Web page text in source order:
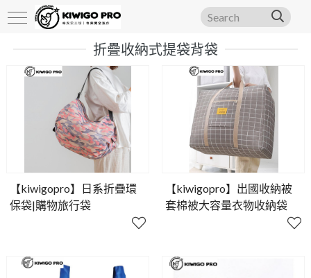
折疊收納式提袋背袋
【kiwigopro】日系折疊環
保袋|購物旅行袋
【kiwigopro】出國收納被
套棉被大容量衣物收納袋